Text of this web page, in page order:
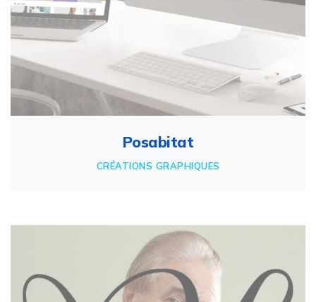
Posabitat
CRÉATIONS GRAPHIQUES